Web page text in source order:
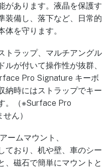
があります。液晶を保護す
装備し、落下など、日常的
を守ります。
トラップ、マルチアングル
が付いて操作性が抜群、
Pro Signature キーボ
納時にはストラップでキー
。（※Surface Pro
ん）
ームマウント、
ており、机や壁、車のシー
、磁石で簡単にマウントと